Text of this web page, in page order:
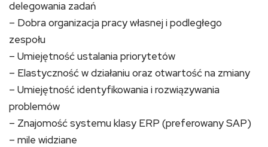
delegowania zadań
– Dobra organizacja pracy własnej i podległego
zespołu
– Umiejętność ustalania priorytetów
– Elastyczność w działaniu oraz otwartość na zmiany
– Umiejętność identyfikowania i rozwiązywania
problemów
– Znajomość systemu klasy ERP (preferowany SAP)
– mile widziane